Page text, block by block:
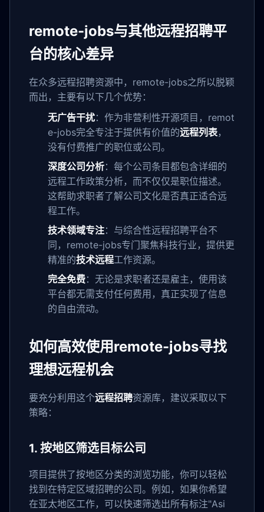
remote-jobs与其他远程招聘平
台的核心差异
在众多远程招聘资源中，remote-jobs之所以脱颖
而出，主要有以下几个优势：
无广告干扰：作为非营利性开源项目，remot
e-jobs完全专注于提供有价值的远程列表，
没有付费推广的职位或公司。
深度公司分析：每个公司条目都包含详细的
远程工作政策分析，而不仅仅是职位描述。
这帮助求职者了解公司文化是否真正适合远
程工作。
技术领域专注：与综合性远程招聘平台不
同，remote-jobs专门聚焦科技行业，提供更
精准的技术远程工作资源。
完全免费：无论是求职者还是雇主，使用该
平台都无需支付任何费用，真正实现了信息
的自由流动。
如何高效使用remote-jobs寻找
理想远程机会
要充分利用这个远程招聘资源库，建议采取以下
策略：
1. 按地区筛选目标公司
项目提供了按地区分类的浏览功能，你可以轻松
找到在特定区域招聘的公司。例如，如果你希望
在亚太地区工作，可以快速筛选出所有标注"Asi